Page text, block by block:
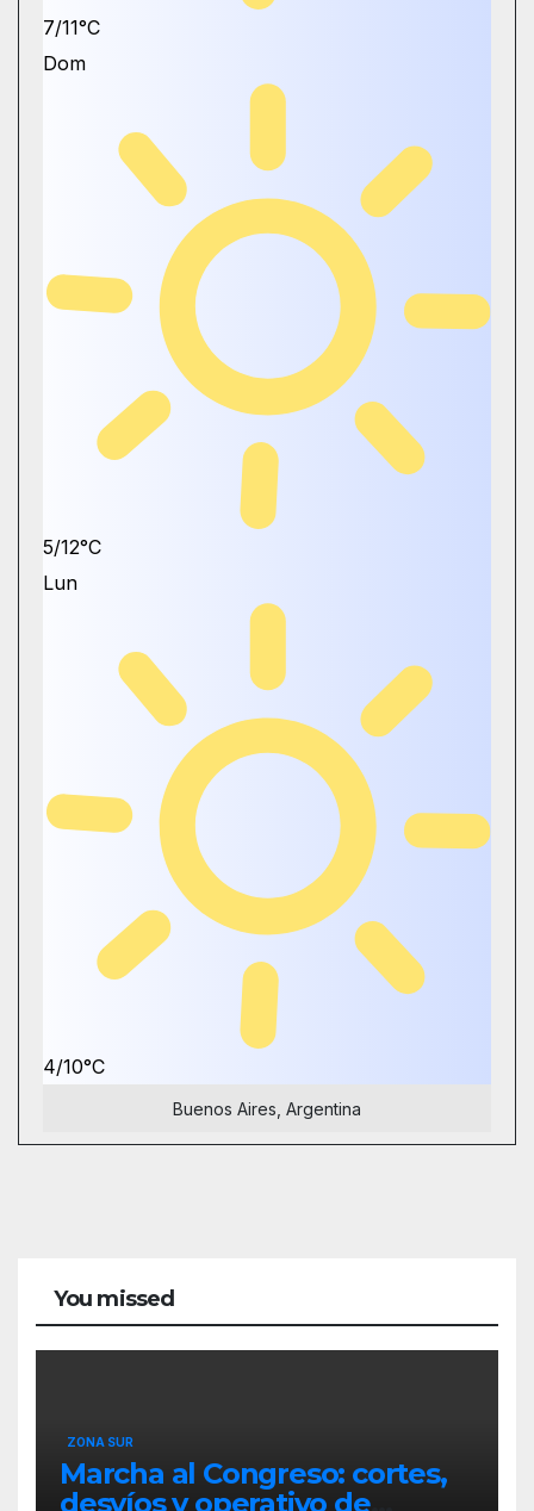
7/11°C
Dom
5/12°C
Lun
4/10°C
Buenos Aires, Argentina
You missed
ZONA SUR
Marcha al Congreso: cortes,
desvíos y operativo de